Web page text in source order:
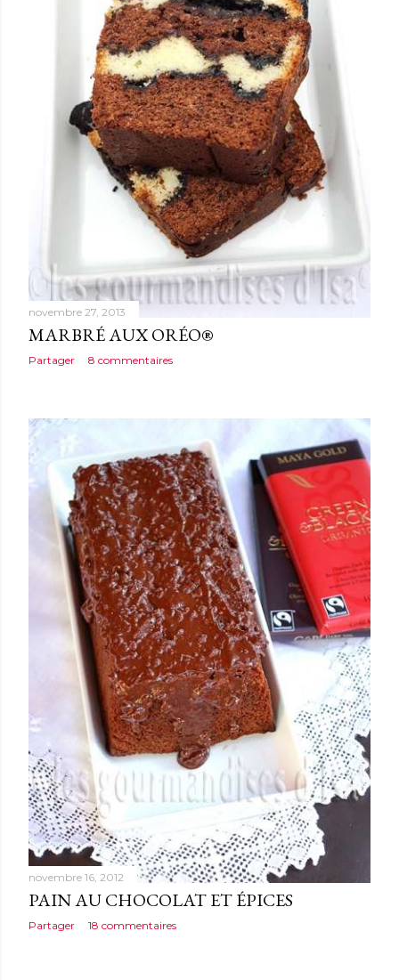
novembre 27, 2013
MARBRÉ AUX ORÉO®
Partager 8 commentaires
novembre 16, 2012
PAIN AU CHOCOLAT ET ÉPICES
Partager 18 commentaires